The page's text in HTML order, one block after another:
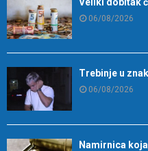
06/08/2026
Trebinje u
06/08/2026
Namirnica